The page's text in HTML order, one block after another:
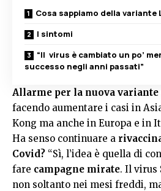
Cosa sappiamo della variante
I sintomi
“Il virus è cambiato un po’
successo negli anni passati”
Allarme per la nuova variante
facendo aumentare i casi in
Kong ma anche in Europa e in
Ha senso continuare a
Covid? “Sì, l’idea è quella di
fare campagne mirate. Il virus
non soltanto nei mesi freddi,